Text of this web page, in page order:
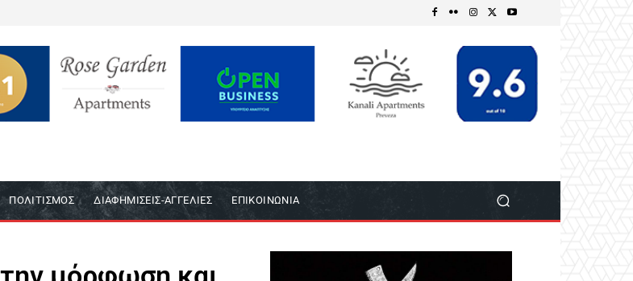
ΠΟΛΙΤΙΣΜΌΣ ΔΙΑΦΗΜΊΣΕΙΣ-ΑΓΓΕΛΊΕΣ ΕΠΙΚΟΙΝΩΝΙΑ